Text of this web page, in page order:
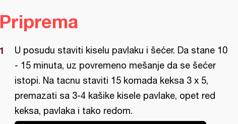
Priprema
U posudu staviti kiselu pavlaku i šećer. Da stane 10
- 15 minuta, uz povremeno mešanje da se šećer
istopi. Na tacnu staviti 15 komada keksa 3 x 5,
premazati sa 3-4 kašike kisele pavlake, opet red
keksa, pavlaka i tako redom.